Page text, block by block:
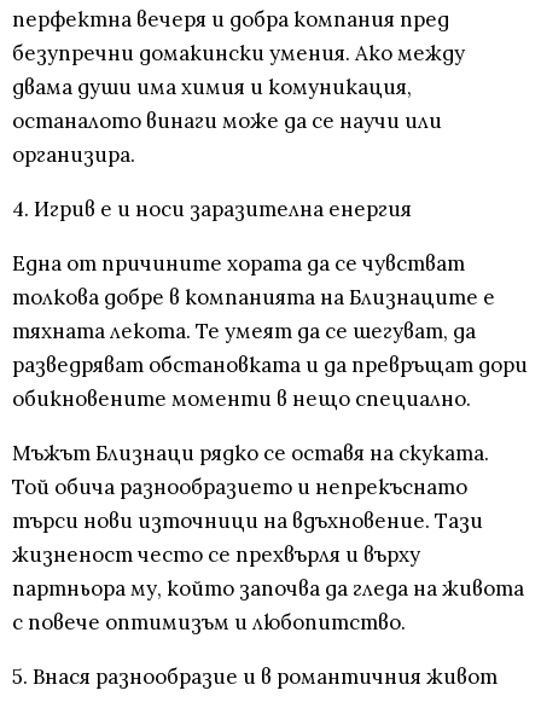
перфектна вечеря и добра компания пред
безупречни домакински умения. Ако между
двама души има химия и комуникация,
останалото винаги може да се научи или
организира.
4. Игрив е и носи заразителна енергия
Една от причините хората да се чувстват
толкова добре в компанията на Близнаците е
тяхната лекота. Те умеят да се шегуват, да
разведряват обстановката и да превръщат дори
обикновените моменти в нещо специално.
Мъжът Близнаци рядко се оставя на скуката.
Той обича разнообразието и непрекъснато
търси нови източници на вдъхновение. Тази
жизненост често се прехвърля и върху
партньора му, който започва да гледа на живота
с повече оптимизъм и любопитство.
5. Внася разнообразие и в романтичния живот